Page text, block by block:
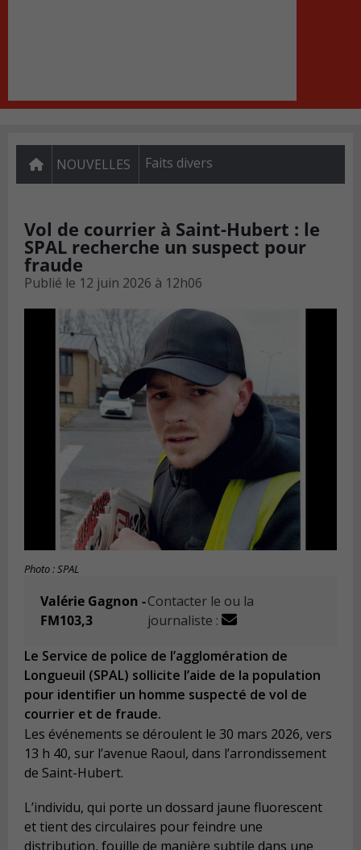
NOUVELLES Faits divers
Vol de courrier à Saint-Hubert : le
SPAL recherche un suspect pour
fraude
Publié le 12 juin 2026 à 12h06
Photo : SPAL
Valérie Gagnon -
FM103,3
Contacter le ou la
journaliste :
Le Service de police de l’agglomération de
Longueuil (SPAL) sollicite l’aide de la population
pour identifier un homme suspecté de vol de
courrier et de fraude.
Les événements se déroulent le 30 mars 2026, vers
13 h 40, sur l’avenue Raoul, dans l’arrondissement
de Saint-Hubert.
L’individu, qui porte un dossard jaune fluorescent
et tient des circulaires pour feindre une
distribution, fouille de manière subtile dans une